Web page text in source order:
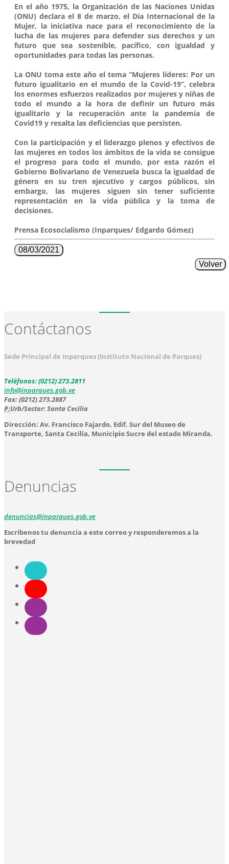
En el año 1975, la Organización de las Naciones Unidas
(ONU) declara el 8 de marzo, el Día Internacional de la
Mujer, la iniciativa nace para el reconocimiento de la
lucha de las mujeres para defender sus derechos y un
futuro que sea sostenible, pacífico, con igualdad y
oportunidades para todas las personas.
La ONU toma este año el tema “Mujeres líderes: Por un
futuro igualitario en el mundo de la Covid-19”, celebra
los enormes esfuerzos realizados por mujeres y niñas de
todo el mundo a la hora de definir un futuro más
igualitario y la recuperación ante la pandemia de
Covid19 y resalta las deficiencias que persisten.
Con la participación y el liderazgo plenos y efectivos de
las mujeres en todos los ámbitos de la vida se consigue
el progreso para todo el mundo, por esta razón el
Gobierno Bolivariano de Venezuela busca la igualdad de
género en su tren ejecutivo y cargos públicos, sin
embargo, las mujeres siguen sin tener suficiente
representación en la vida pública y la toma de
decisiones.
Prensa Ecosocialismo (Inparques/ Edgardo Gómez)
08/03/2021
Volver
Contáctanos
Sede Principal de Inparques (Instituto Nacional de Parques)
Teléfonos: (0212) 273.2811
info@inparques.gob.ve
Fax: (0212) 273.2887
P:Urb/Sector: Santa Cecilia
Dirección: Av. Francisco Fajardo, Edif. Sur del Museo de
Transporte, Santa Cecilia, Municipio Sucre del estado Miranda.
Denuncias
denuncias@inparques.gob.ve
Escríbenos tu denuncia a este correo y responderemos a la
brevedad